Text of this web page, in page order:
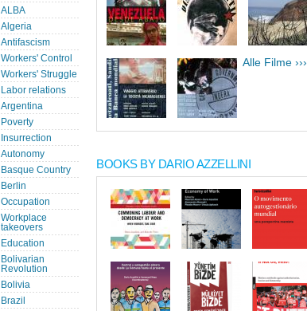
ALBA
Algeria
Antifascism
Workers' Control
Workers' Struggle
Labor relations
Argentina
Poverty
Insurrection
Autonomy
Basque Country
Berlin
Occupation
Workplace
takeovers
Education
Bolivarian
Revolution
Bolivia
Brazil
Alle Filme ›››
BOOKS BY DARIO AZZELLINI